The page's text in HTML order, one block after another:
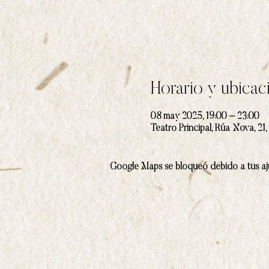
Horario y
08 may 2025, 19:00 – 23:00
Teatro Principal, Rúa Nova,
Google Maps se bloqueó debido a tus